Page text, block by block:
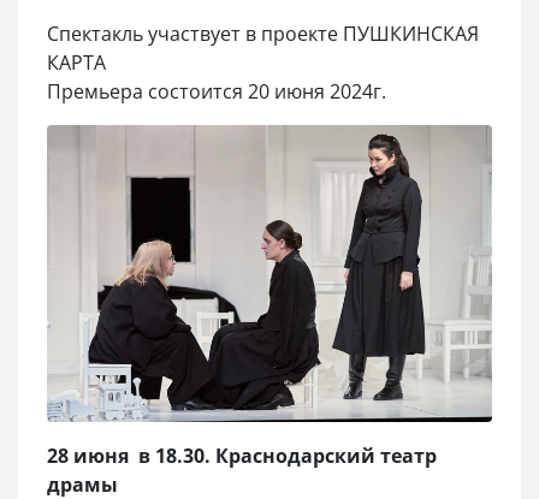
Спектакль участвует в проекте ПУШКИНСКАЯ
КАРТА
Премьера состоится 20 июня 2024г.
28 июня в 18.30. Краснодарский театр
драмы